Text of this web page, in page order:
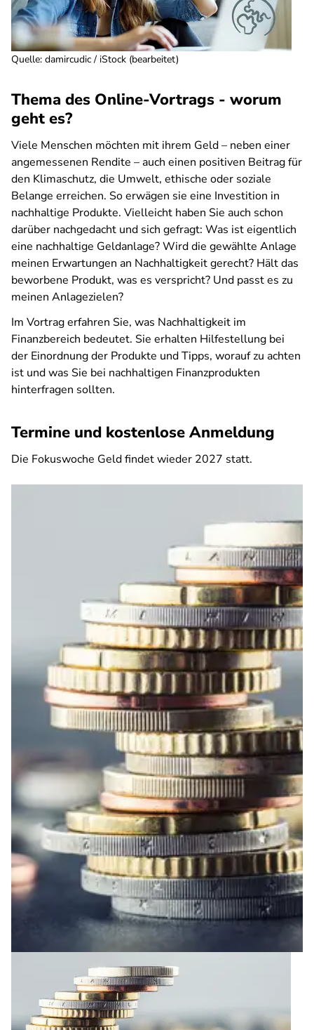
Quelle: damircudic / iStock (bearbeitet)
Thema des Online-Vortrags - worum
geht es?
Viele Menschen möchten mit ihrem Geld – neben einer
angemessenen Rendite – auch einen positiven Beitrag für
den Klimaschutz, die Umwelt, ethische oder soziale
Belange erreichen. So erwägen sie eine Investition in
nachhaltige Produkte. Vielleicht haben Sie auch schon
darüber nachgedacht und sich gefragt: Was ist eigentlich
eine nachhaltige Geldanlage? Wird die gewählte Anlage
meinen Erwartungen an Nachhaltigkeit gerecht? Hält das
beworbene Produkt, was es verspricht? Und passt es zu
meinen Anlagezielen?
Im Vortrag erfahren Sie, was Nachhaltigkeit im
Finanzbereich bedeutet. Sie erhalten Hilfestellung bei
der Einordnung der Produkte und Tipps, worauf zu achten
ist und was Sie bei nachhaltigen Finanzprodukten
hinterfragen sollten.
Termine und kostenlose Anmeldung
Die Fokuswoche Geld findet wieder 2027 statt.